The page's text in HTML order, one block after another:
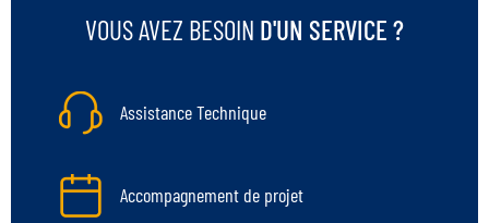
VOUS AVEZ BESOIN D'UN SERVICE ?
Assistance Technique
Accompagnement de projet